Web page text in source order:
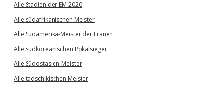
Alle Stadien der EM 2020
Alle südafrikanischen Meister
Alle Südamerika-Meister der Frauen
Alle südkoreanischen Pokalsieger
Alle Südostasien-Meister
Alle tadschikischen Meister